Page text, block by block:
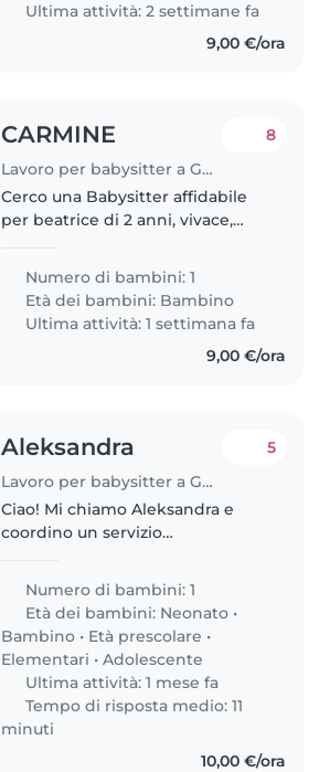
Ultima attività: 2 settimane fa
9,00 €/ora
CARMINE
Lavoro per babysitter a Genova
8
Cerco una Babysitter affidabile
per beatrice di 2 anni, vivace,
una persona che sappia gestire
con dolcezza e pazienza i bimbi
piccoli. Contattami..
Numero di bambini: 1
Età dei bambini: Bambino
Ultima attività: 1 settimana fa
9,00 €/ora
Aleksandra
Lavoro per babysitter a Genova
5
Ciao! Mi chiamo Aleksandra e
coordino un servizio
Genova e dintorni. Sono
appassionata di cura e supporto
ai bambini e lavoro con nanny
affidabili ed..
Numero di bambini: 1
Età dei bambini: Neonato •
Bambino • Età prescolare •
Elementari •Adolescente
Ultima attività: 1 mese fa
Tempo di risposta medio: 11
minuti
10,00 €/ora